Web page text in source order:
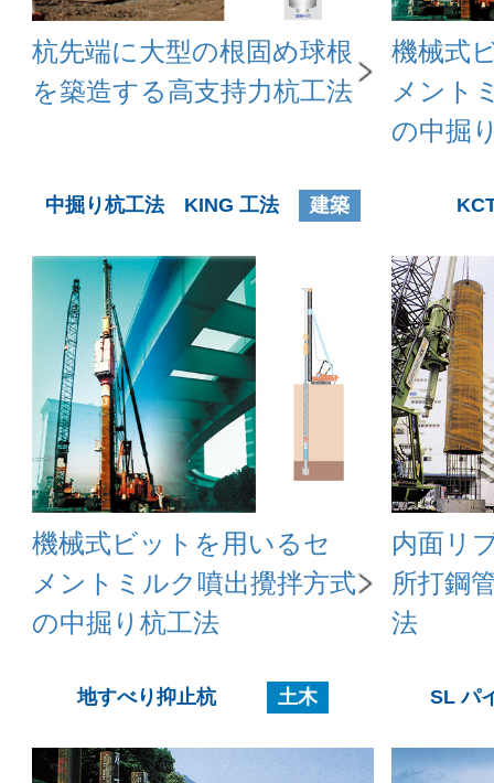
杭先端に大型の根固め球根
を築造する高支持力杭工法
機械式
メント
の中掘
中掘り杭工法 KING 工法 建築
機械式ビットを用いるセ
メントミルク噴出攪拌方式
の中掘り杭工法
内面リ
所打鋼
法
地すべり抑止杭 土木 SL パ